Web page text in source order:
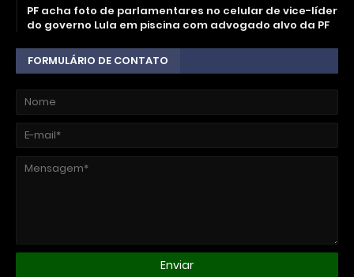
PF acha foto de parlamentares no celular de vice-líder
do governo Lula em piscina com advogado alvo da PF
FORMULÁRIO DE CONTATO